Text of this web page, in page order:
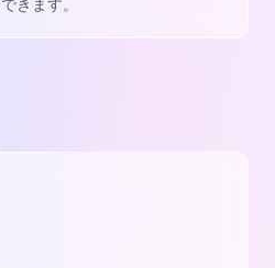
きます。